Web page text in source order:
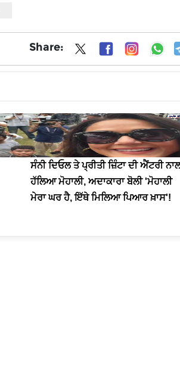
Share:
ਸੰਨੀ ਦਿਓਲ ਤੇ ਪ੍ਰੀਤੀ ਜ਼ਿੰਟਾ ਦੀ ਐਂਟਰੀ
ਹੱਲਿਆ ਮੋਹਾਲੀ, ਅਦਾਕਾਰਾ ਬੋਲੀ 'ਮੋਹਾਲੀ
ਮੇਰਾ ਘਰ ਹੈ, ਇੱਥੇ ਮਿਲਿਆ ਪਿਆਰ ਖ਼ਾਸ'!